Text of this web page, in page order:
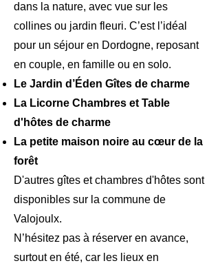
dans la nature, avec vue sur les
collines ou jardin fleuri. C’est l’idéal
pour un séjour en Dordogne, reposant
en couple, en famille ou en solo.
Le Jardin d’Éden Gîtes de charme
La Licorne Chambres et Table
d'hôtes de charme
La petite maison noire au cœur de la
forêt
D'autres gîtes et chambres d'hôtes sont
disponibles sur la commune de
Valojoulx.
N’hésitez pas à réserver en avance,
surtout en été, car les lieux en